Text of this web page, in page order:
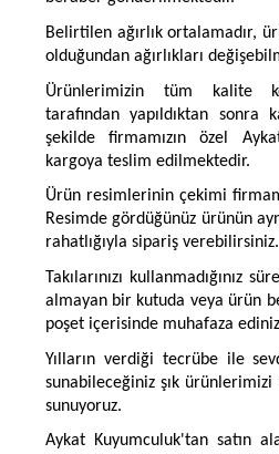
Belirtilen ağırlık ortalamadır,
olduğundan ağırlıkları
Ürünlerimizin tüm kalite
tarafından yapıldıktan sonra
şekilde firmamızın özel
kargoya teslim edilmektedir.
Ürün resimlerinin çekimi
Resimde gördüğünüz ürünün
rahatlığıyla sipariş verebilirsiniz.
Takılarınızı kullanmadığınız
almayan bir kutuda veya ürün
poşet içerisinde muhafaza
Yılların verdiği tecrübe ile
sunabileceğiniz şık
sunuyoruz.
Aykat Kuyumculuk'tan satın